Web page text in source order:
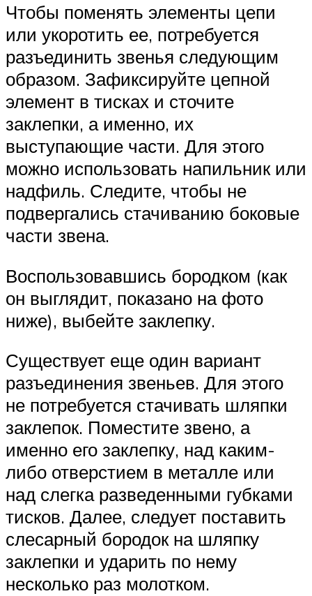
Чтобы поменять элементы цепи
или укоротить ее, потребуется
разъединить звенья следующим
образом. Зафиксируйте цепной
элемент в тисках и сточите
заклепки, а именно, их
выступающие части. Для этого
можно использовать напильник или
надфиль. Следите, чтобы не
подвергались стачиванию боковые
части звена.
Воспользовавшись бородком (как
он выглядит, показано на фото
ниже), выбейте заклепку.
Существует еще один вариант
разъединения звеньев. Для этого
не потребуется стачивать шляпки
заклепок. Поместите звено, а
именно его заклепку, над каким-
либо отверстием в металле или
над слегка разведенными губками
тисков. Далее, следует поставить
слесарный бородок на шляпку
заклепки и ударить по нему
несколько раз молотком.